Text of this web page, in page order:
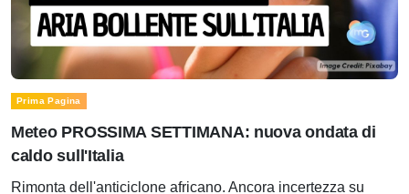
Prima Pagina
Meteo PROSSIMA SETTIMANA: nuova ondata di
caldo sull'Italia
Rimonta dell'anticiclone africano. Ancora incertezza su